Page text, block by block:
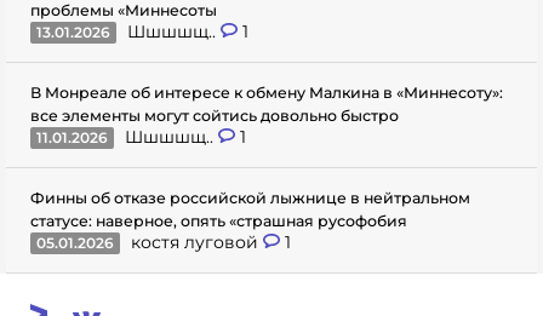
проблемы «Миннесоты
13.01.2026
Шшшшщ.. 1
В Монреале об интересе к обмену Малкина в «Миннесоту»:
все элементы могут сойтись довольно быстро
11.01.2026
Шшшшщ.. 1
Финны об отказе российской лыжнице в нейтральном
статусе: наверное, опять «страшная русофобия
05.01.2026
костя луговой 1